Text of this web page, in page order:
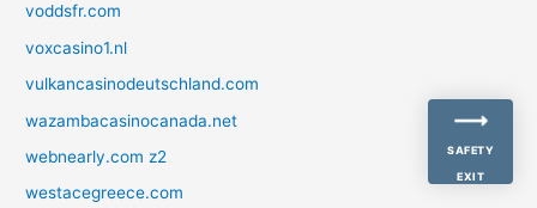
voddsfr.com
voxcasino1.nl
vulkancasinodeutschland.com
wazambacasinocanada.net
webnearly.com z2
westacegreece.com
SAFETY
EXIT